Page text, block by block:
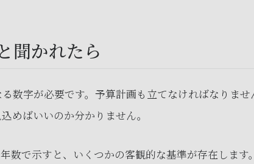
聞かれたら
数字が必要です。予算計画も立てなければなりま
めばいいのか分かりません。
数で示すと、いくつかの客観的な基準が存在します。